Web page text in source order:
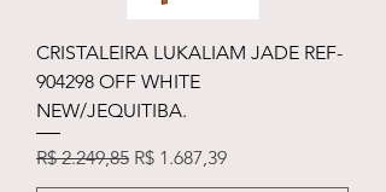
CRISTALEIRA LUKALIAM JADE REF-
904298 OFF WHITE
NEW/JEQUITIBA.
Preço normal
R$ 2.249,85 Preço promocional
R$ 1.687,39